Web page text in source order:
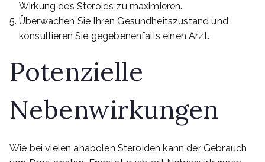
Wirkung des Steroids zu maximieren.
Überwachen Sie Ihren Gesundheitszustand und
konsultieren Sie gegebenenfalls einen Arzt.
Potenzielle
Nebenwirkungen
Wie bei vielen anabolen Steroiden kann der Gebrauch